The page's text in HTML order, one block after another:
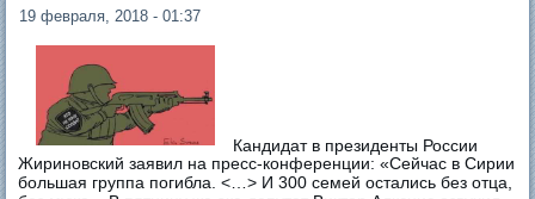
19 февраля, 2018 - 01:37
Кандидат в президенты России
Жириновский заявил на пресс-конференции: «Сейчас в Сирии
большая группа погибла. <…> И 300 семей остались без отца,